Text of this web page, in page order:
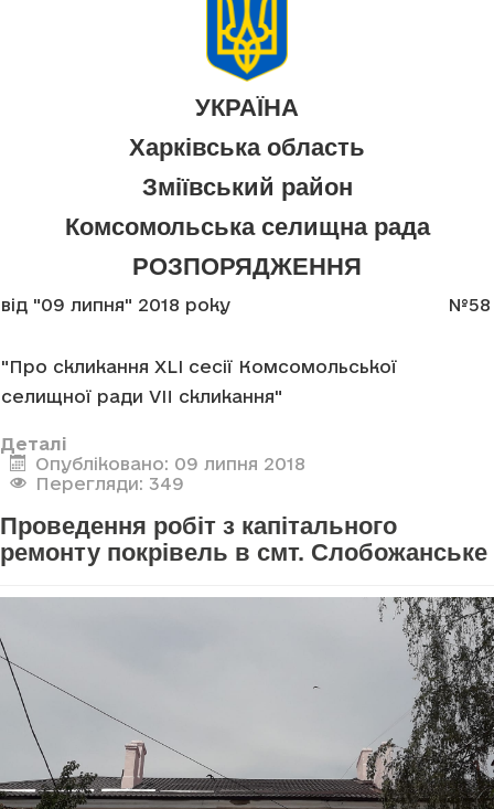
УКРАЇНА
Харківська область
Зміївський район
Комсомольська селищна рада
РОЗПОРЯДЖЕННЯ
від "09 липня" 2018 року №58
"Про скликання XLI сесії Комсомольської
селищної ради VII скликання"
Деталі
Опубліковано: 09 липня 2018
Перегляди: 349
Проведення робіт з капітального
ремонту покрівель в смт. Слобожанське